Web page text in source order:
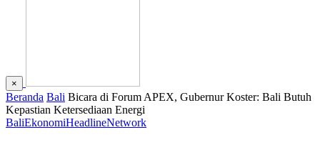
×
Beranda Bali Bicara di Forum APEX, Gubernur Koster: Bali Butuh
Kepastian Ketersediaan Energi
BaliEkonomiHeadlineNetwork